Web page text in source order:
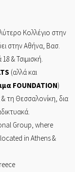
Κολλέγιο στην
στηνΑθήνα, Βασ.
& Τσιμισκή.
(αλλά και
FOUNDATION)
& τη Θεσσαλονίκη, δια
Group, where
in Athens &